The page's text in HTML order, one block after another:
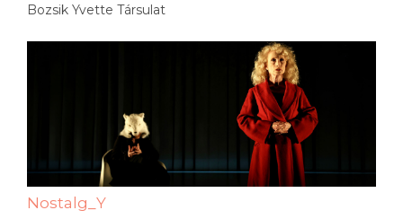
Bozsik Yvette Társulat
Nostalg_Y